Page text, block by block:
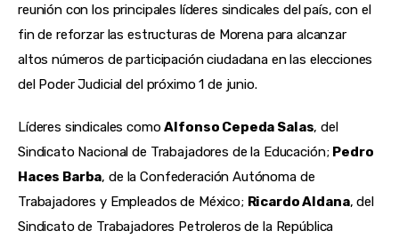
reunión con los principales líderes sindicales del país, con el
fin de reforzar las estructuras de Morena para alcanzar
altos números de participación ciudadana en las elecciones
del Poder Judicial del próximo 1 de junio.
Líderes sindicales como Alfonso Cepeda Salas, del
Sindicato Nacional de Trabajadores de la Educación; Pedro
Haces Barba, de la Confederación Autónoma de
Trabajadores y Empleados de México; Ricardo Aldana, del
Sindicato de Trabajadores Petroleros de la República